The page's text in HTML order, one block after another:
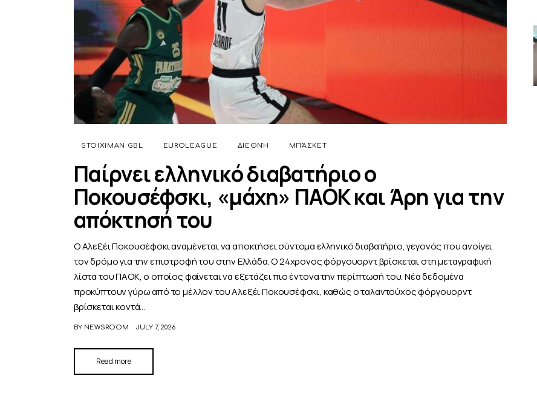
STOIXIMAN GBL EUROLEAGUE ΔΙΕΘΝΉ ΜΠΆΣΚΕΤ
Παίρνει ελληνικό διαβατήριο ο
Ποκουσέφσκι, «μάχη» ΠΑΟΚ και Άρη για την
απόκτησή του
Ο Αλεξέι Ποκουσέφσκι αναμένεται να αποκτήσει σύντομα ελληνικό διαβατήριο, γεγονός που ανοίγει
τον δρόμο για την επιστροφή του στην Ελλάδα. Ο 24χρονος φόργουορντ βρίσκεται στη μεταγραφική
λίστα του ΠΑΟΚ, ο οποίος φαίνεται να εξετάζει πιο έντονα την περίπτωσή του. Νέα δεδομένα
προκύπτουν γύρω από το μέλλον του Αλεξέι Ποκουσέφσκι, καθώς ο ταλαντούχος φόργουορντ
βρίσκεται κοντά…
BY NEWSROOM JULY 7, 2026
Read more